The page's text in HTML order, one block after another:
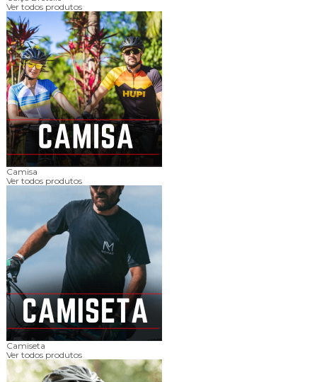
Ver todos produtos
Camisa
Ver todos produtos
Camiseta
Ver todos produtos